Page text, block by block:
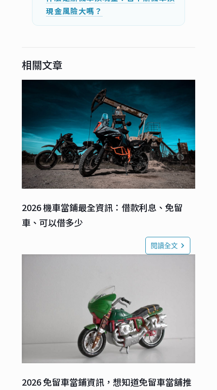
現金風險大嗎？
相關文章
2026 機車當鋪最全資訊：借款利息、免留
車、可以借多少
閱讀全文
2026 免留車當鋪資訊，想知道免留車當舖推